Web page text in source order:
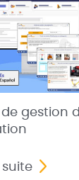
gestion
suite